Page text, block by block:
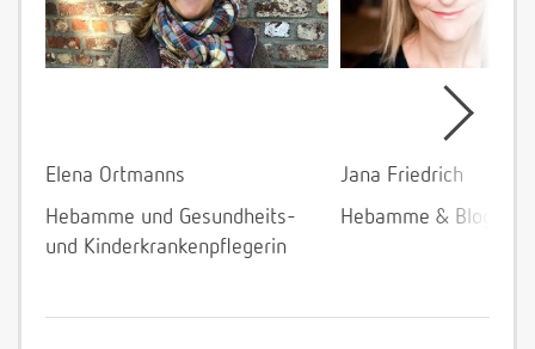
Elena Ortmanns
Hebamme und Gesundheits-
und Kinderkrankenpflegerin
Jana Friedrich
Hebamme &